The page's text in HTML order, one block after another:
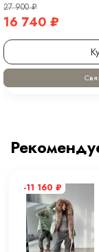
27 900₽
16 740 ₽
-11 160 ₽